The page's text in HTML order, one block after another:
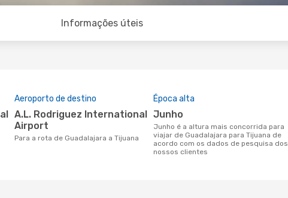
Informações úteis
Aeroporto de destino
A.L. Rodriguez International
Airport
Para a rota de Guadalajara a Tijuana
Época alta
junho
junho é a altura mais concorrida para
viajar de Guadalajara para Tijuana de
acordo com os dados de pesquisa dos
nossos clientes